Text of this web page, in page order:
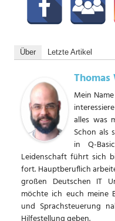
Über Letzte Artikel
Mein
alles was
Schon als
in Q-
Leidenschaft führt sich
fort. Hauptberuflich
großen Deutschen IT
möchte ich euch meine
und Sprachsteuerung